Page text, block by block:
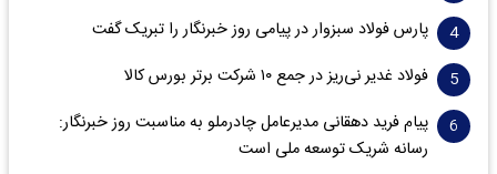
پارس فولاد سبزوار در پیامی روز خبرنگار را تبریک گفت
فولاد غدیر نی‌ریز در جمع ۱۰ شرکت برتر بورس کالا
پیام فرید دهقانی مدیرعامل چادرملو به مناسبت روز خبرنگار:
رسانه شریک توسعه ملی است